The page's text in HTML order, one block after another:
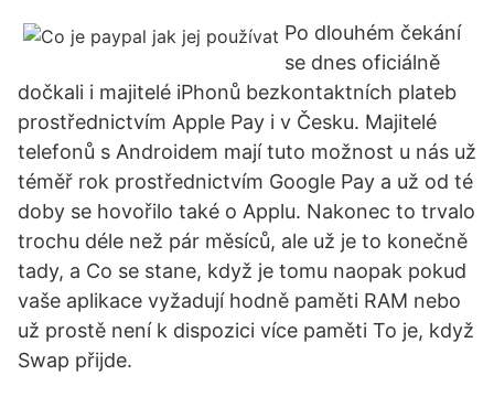
Po dlouhém čekání
se dnes oficiálně
dočkali i majitelé iPhonů bezkontaktních plateb
prostřednictvím Apple Pay i v Česku. Majitelé
telefonů s Androidem mají tuto možnost u nás už
téměř rok prostřednictvím Google Pay a už od té
doby se hovořilo také o Applu. Nakonec to trvalo
trochu déle než pár měsíců, ale už je to konečně
tady, a Co se stane, když je tomu naopak pokud
vaše aplikace vyžadují hodně paměti RAM nebo
už prostě není k dispozici více paměti To je, když
Swap přijde.